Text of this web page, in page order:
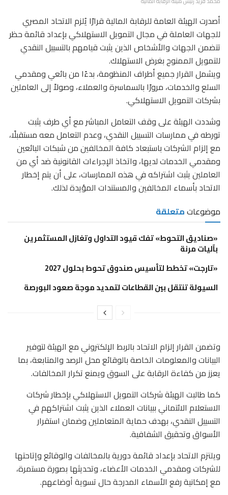
أصدرت الهيئة العامة للرقابة المالية قرارًا يُلزم الاتحاد المصري
للجهات العاملة في مجال التمويل الاستهلاكي بإعداد قائمة حظر
تتضمن الجهات والأشخاص الذين يثبت قيامهم بالتسييل النقدي
للتمويل الممنوح بغرض الاستهلاك.
ويشمل القرار جميع أطراف المنظومة، بدءًا من بائعي ومقدمي
السلع والخدمات، مرورًا بالسماسرة والعملاء، وصولاً إلى العاملين
بشركات التمويل الاستهلاكي.
وشددت الهيئة على وقف التعامل المباشر مع أي طرف يثبت
تورطه في ممارسات التسييل النقدي، وعدم التعامل معه مستقبلًا،
مع إلزام الشركات باستبعاد كافة المخالفين من شبكات البائعين
ومقدمي الخدمات لديها، واتخاذ الإجراءات القانونية ضد أي من
العاملين يثبت اشتراكه في هذه الممارسات، على أن يتم إخطار
الاتحاد بأسماء المخالفين والمستندات المؤيدة لذلك.
موضوعاتمتعلقة
«صناديق التحوط» تفك قيود التداول وتغازل المستثمرين
بآليات مرنة
«تارجت» تخطط لتأسيس صندوق تحوط بحلول 2027
السيولة تنتقل بين القطاعات لتمديد موجة صعود البورصة
وتضمن القرار إلزام الاتحاد بالربط الإلكتروني مع الهيئة لتوفير
البيانات والمعلومات الخاصة بالوقائع محل الرصد والمتابعة، بما
يعزز من كفاءة الرقابة على السوق ويمنع تكرار المخالفات.
كما طالبت الهيئة شركات التمويل الاستهلاكي بإخطار شركات
الاستعلام الائتماني ببيانات العملاء الذين يثبت اشتراكهم في
التسييل النقدي، بهدف حماية المتعاملين وضمان استقرار
الأسواق وتحقيق الشفافية.
ويلتزم الاتحاد بإعداد قائمة دورية بالمخالفات والوقائع وإتاحتها
للشركات ومقدمي الخدمات الأعضاء، وتحديثها بصورة مستمرة،
مع إمكانية رفع الأسماء المدرجة حال تسوية أوضاعهم.